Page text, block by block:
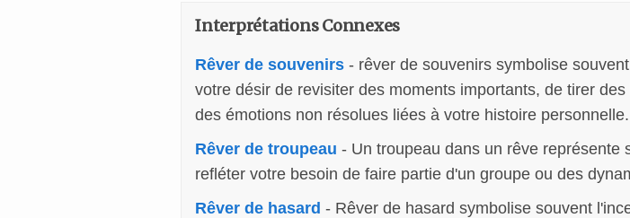
Interprétations Connexes
Rêver de souvenirs - rêver de souvenirs symbolise
votre désir de revisiter des moments importants, de tirer
des émotions non résolues liées à votre histoire personnelle.
Rêver de troupeau - Un troupeau dans un rêve représente
refléter votre besoin de faire partie d'un groupe ou des
Rêver de hasard - Rêver de hasard symbolise souvent